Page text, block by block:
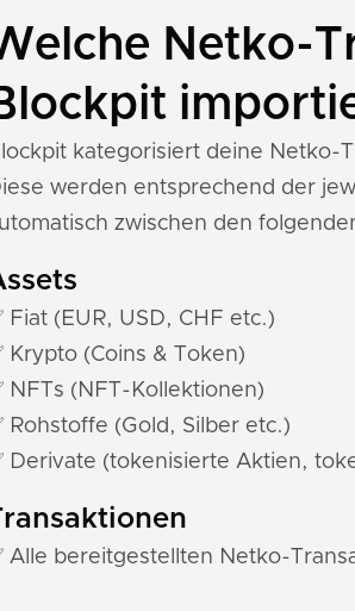
Netko-
kategorisiert deine Netko-
werden entsprechend der
zwischen den
Fiat (EUR, USD, CHF etc.)
Krypto (Coins & Token)
NFTs (NFT-Kollektionen)
Rohstoffe (Gold, Silber etc.)
Derivate (tokenisierte Aktien,
Alle bereitgestellten Netko-